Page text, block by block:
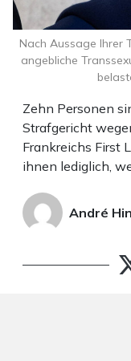
Zehn Personen
Strafgericht
Frankreichs First
ihnen lediglich,
André
Nach Aussage Ihrer
angebliche